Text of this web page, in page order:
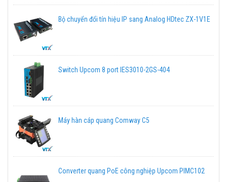
Bộ chuyển đổi tín hiệu IP sang Analog HDtec ZX-1V1E
Switch Upcom 8 port IES3010-2GS-404
Máy hàn cáp quang Comway C5
Converter quang PoE công nghiệp Upcom PIMC102